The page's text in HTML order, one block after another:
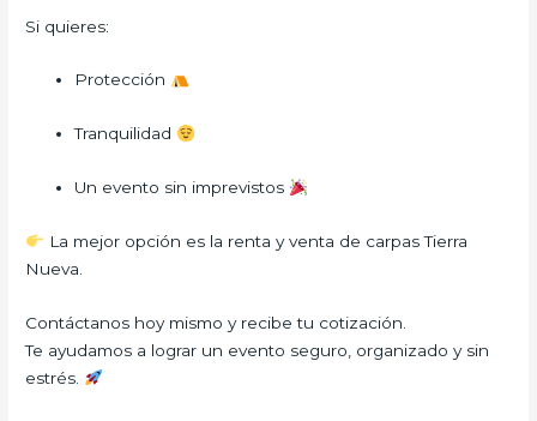
Si quieres:
Protección
Tranquilidad
Un evento sin imprevistos
La mejor opción es la renta y venta de carpas Tierra
Nueva.
Contáctanos hoy mismo y recibe tu cotización.
Te ayudamos a lograr un evento seguro, organizado y sin
estrés.